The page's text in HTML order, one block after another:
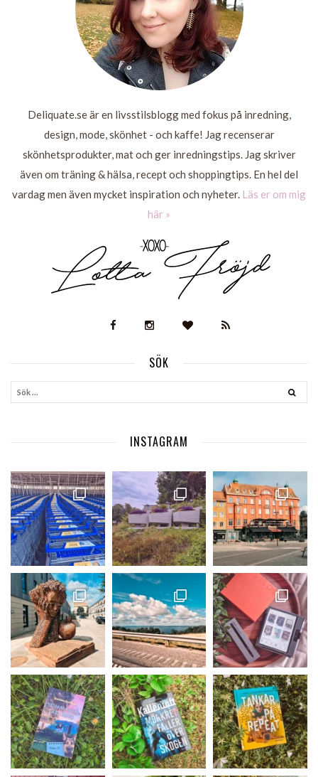
Deliquate.se är en livsstilsblogg med fokus på inredning,
design, mode, skönhet - och kaffe! Jag recenserar
skönhetsprodukter, mat och ger inredningstips. Jag skriver
även om träning & hälsa, recept och shoppingtips. En hel del
vardag men även mycket inspiration och nyheter. Läs er om mig
här »
SÖK
INSTAGRAM